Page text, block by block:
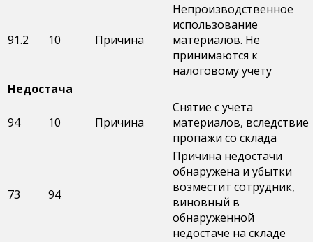
91.2 10 Причина
Непроизводственное
использование
материалов. Не
принимаются к
налоговому учету
Недостача
94 10 Причина
Снятие с учета
материалов, вследствие
пропажи со склада
73 94
Причина недостачи
обнаружена и убытки
возместит сотрудник,
виновный в
обнаруженной
недостаче на складе